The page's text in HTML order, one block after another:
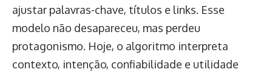
ajustar palavras-chave, títulos e links. Esse
modelo não desapareceu, mas perdeu
protagonismo. Hoje, o algoritmo interpreta
contexto, intenção, confiabilidade e utilidade